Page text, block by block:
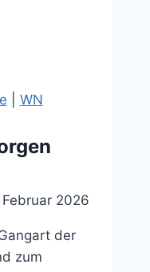
WN
Februar 2026
der
zum